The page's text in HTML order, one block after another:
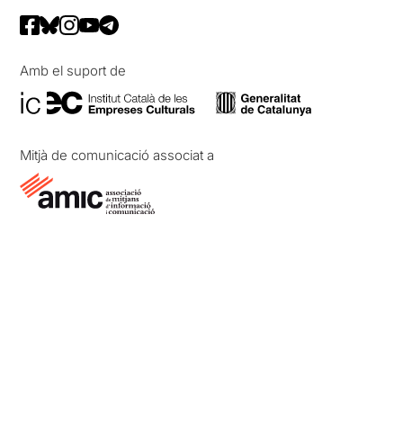
Amb el suport de
Mitjà de comunicació associat a